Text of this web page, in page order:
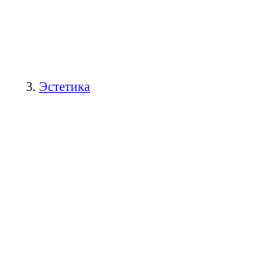
Эстетика